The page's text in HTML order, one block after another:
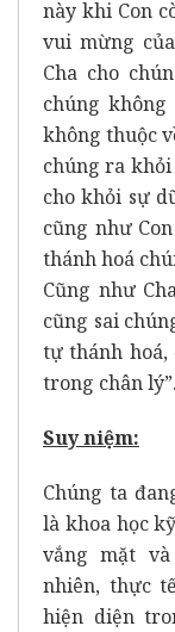
này khi Con
vui mừng
Cha cho
chúng
không thuộc
chúng ra
cho khỏi sự
cũng như
thánh hoá
Cũng như
cũng sai
tự thánh hoá,
trong chân
Suy niệm:
Chúng ta
là khoa học
vắng mặt
nhiên, thực
hiện diện